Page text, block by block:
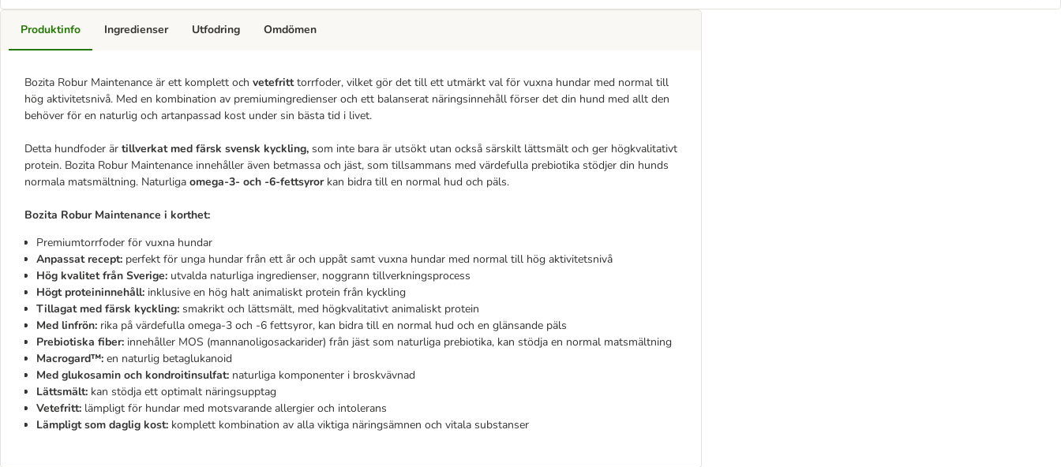
Produktinfo
Bozita Robur Maintenance är ett komplett och vetefritttorrfoder, vilket gör det till ett utmärkt val för vuxna hundar med normal till
hög aktivitetsnivå. Med en kombination av premiumingredienser och ett balanserat näringsinnehåll förser det din hund med allt den
behöver för en naturlig och artanpassad kost under sin bästa tid i livet.
Detta hundfoder är tillverkat med färsk svensk kyckling, som inte bara är utsökt utan också särskilt lättsmält och ger högkvalitativt
protein. Bozita Robur Maintenance innehåller även betmassa och jäst, som tillsammans med värdefulla prebiotika stödjer din hunds
normala matsmältning. Naturliga omega-3- och -6-fettsyrorkan bidra till en normal hud och päls.
Bozita Robur Maintenance i korthet:
Premiumtorrfoder för vuxna hundar
Anpassat recept: perfekt för unga hundar från ett år och uppåt samt vuxna hundar med normal till hög aktivitetsnivå
Hög kvalitet från Sverige: utvalda naturliga ingredienser, noggrann tillverkningsprocess
Högt proteininnehåll: inklusive en hög halt animaliskt protein från kyckling
Tillagat med färsk kyckling: smakrikt och lättsmält, med högkvalitativt animaliskt protein
Med linfrön: rika på värdefulla omega-3 och -6 fettsyror, kan bidra till en normal hud och en glänsande päls
Prebiotiska fiber: innehåller MOS (mannanoligosackarider) från jäst som naturliga prebiotika, kan stödja en normal matsmältning
Macrogard™: en naturlig betaglukanoid
Med glukosamin och kondroitinsulfat: naturliga komponenter i broskvävnad
Lättsmält: kan stödja ett optimalt näringsupptag
Vetefritt: lämpligt för hundar med motsvarande allergier och intolerans
Lämpligt som daglig kost: komplett kombination av alla viktiga näringsämnen och vitala substanser
Ingredienser Utfodring Omdömen